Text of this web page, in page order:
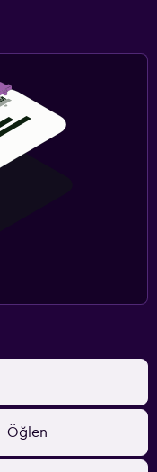
Öğlen